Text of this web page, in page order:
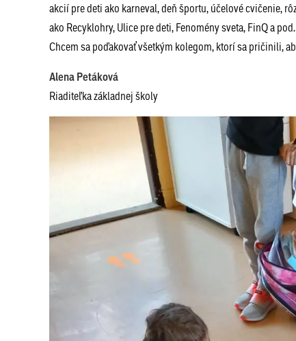
akcií pre deti ako karneval, deň športu, účelové cvičenie,
ako Recyklohry, Ulice pre deti, Fenomény sveta, FinQ a pod.
Chcem sa poďakovať všetkým kolegom, ktorí sa pričinili,
Alena Petáková
Riaditeľka základnej školy